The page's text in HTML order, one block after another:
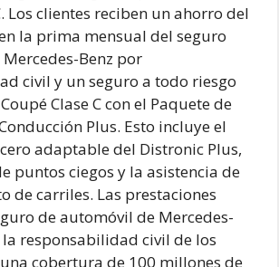
Los clientes reciben un ahorro del
la prima mensual del seguro
Benz por
civil y un seguro a todo riesgo
Clase C con el Paquete de
Plus. Esto incluye el
adaptable del Distronic Plus,
puntos ciegos y la asistencia de
de carriles. Las prestaciones
de automóvil de Mercedes-
la responsabilidad civil de los
cobertura de 100 millones de